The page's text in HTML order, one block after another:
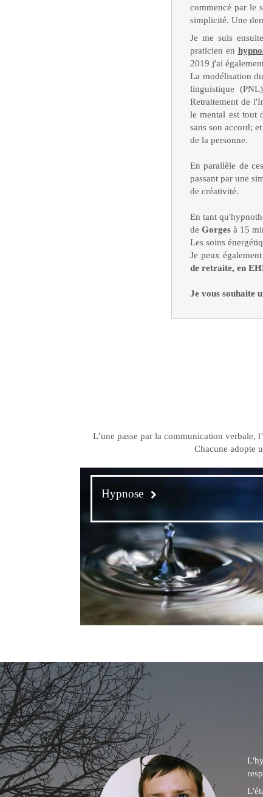
commencé par le
simplicité. Une
Je me suis
praticien en
2019 j'ai
La modélisation
linguistique
Retraitement de
le mental est tout
sans son accord;
de la personne.
En parallèle de
passant par une
de créativité.
En tant
de Gorges à 15
Les soins
Je peux
de retraite, en
Je vous souhaite
L’une passe par la communication verbale,
Chacune adopte
Hypnose